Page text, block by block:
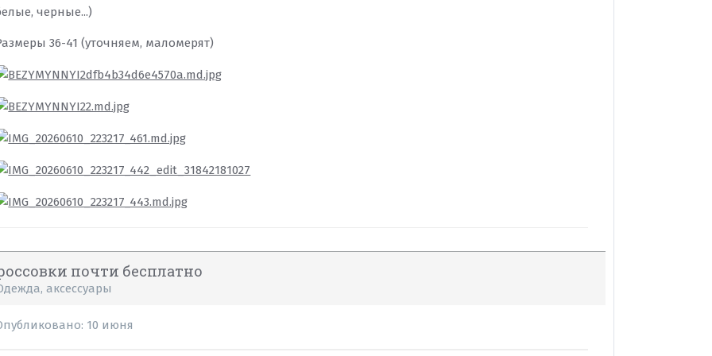
черные...)
36-41 (уточняем, маломерят)
почти бесплатно
аксессуары
10 июня